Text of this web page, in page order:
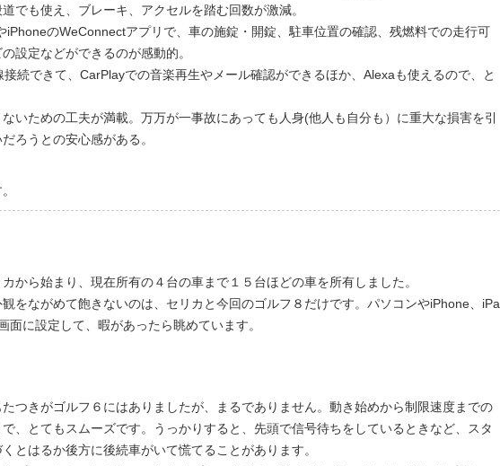
でも使え、ブレーキ、アクセルを踏む回数が激減。
iPhoneのWeConnectアプリで、車の施錠・開錠、駐車位置の確認、残燃料での走行可
設定などができるのが感動的。
接続できて、CarPlayでの音楽再生やメール確認ができるほか、Alexaも使えるので、と
いための工夫が満載。万万が一事故にあっても人身(他人も自分も）に重大な損害を引
ろうとの安心感がある。
から始まり、現在所有の４台の車まで１５台ほどの車を所有しました。
観をながめて飽きないのは、セリカと今回のゴルフ８だけです。パソコンやiPhone、iPa
面に設定して、暇があったら眺めています。
つきがゴルフ６にはありましたが、まるでありません。動き始めから制限速度までの
、とてもスムーズです。うっかりすると、先頭で信号待ちをしているときなど、スタ
とはるか後方に後続車がいて慌てることがあります。